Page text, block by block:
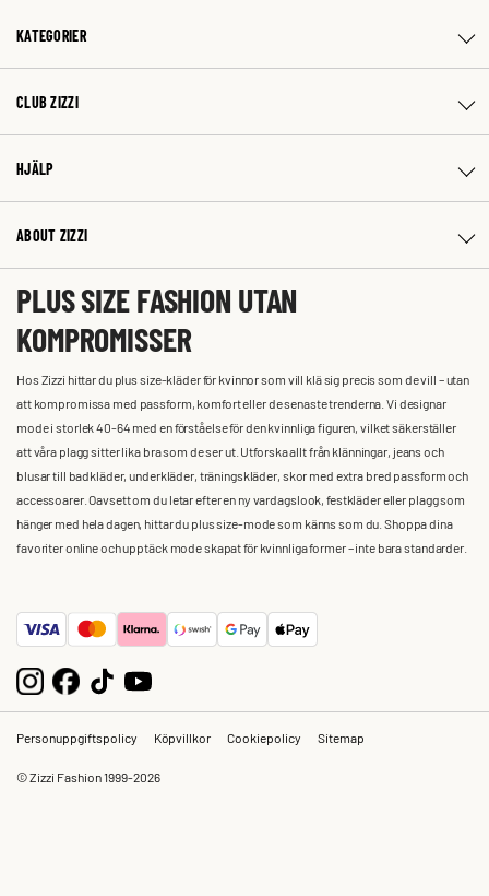
KATEGORIER
CLUB ZIZZI
HJÄLP
ABOUT ZIZZI
PLUS SIZE FASHION UTAN
KOMPROMISSER
Hos Zizzi hittar du plus size-kläder för kvinnor som vill klä sig precis som de vill – utan
att kompromissa med passform, komfort eller de senaste trenderna. Vi designar
mode i storlek 40-64 med en förståelse för den kvinnliga figuren, vilket säkerställer
att våra plagg sitter lika bra som de ser ut. Utforska allt från klänningar, jeans och
blusar till badkläder, underkläder, träningskläder, skor med extra bred passform och
accessoarer. Oavsett om du letar efter en ny vardagslook, festkläder eller plagg som
hänger med hela dagen, hittar du plus size-mode som känns som du. Shoppa dina
favoriter online och upptäck mode skapat för kvinnliga former – inte bara standarder.
Personuppgiftspolicy Köpvillkor Cookiepolicy Sitemap
© Zizzi Fashion 1999-2026